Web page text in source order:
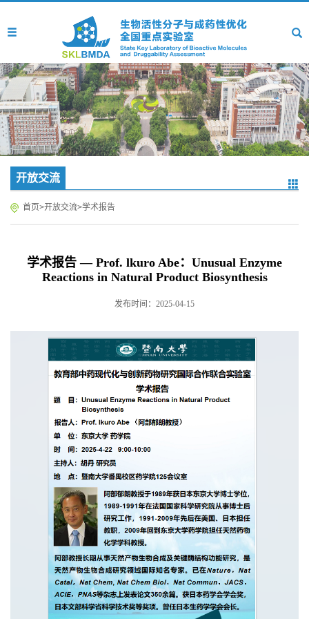
开放交流
首页>开放交流>学术报告
学术报告 — Prof. lkuro Abe：Unusual Enzyme
Reactions in Natural Product Biosynthesis
发布时间：2025-04-15